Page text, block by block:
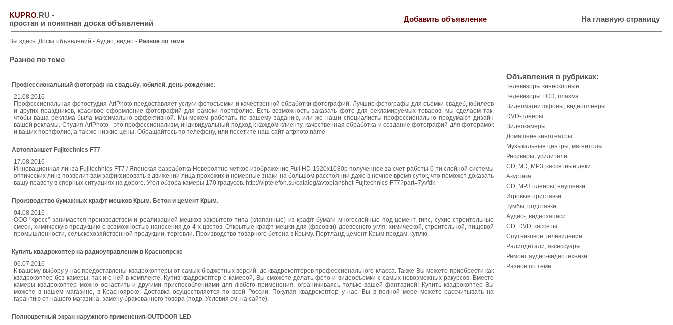
KUPRO.RU -
простая и понятная доска объявлений
Добавить объявление На главную страницу
Вы здесь: Доска объявлений - Аудио, видео - Разное по теме
Разное по теме
Профессиональный фотограф на свадьбу, юбилей, день рождение.
21.08.2016
Профессиональная фотостудия ArtPhoto предоставляет услуги фотосъемки и качественной обработки фотографий. Лучшие фотографы для съемки свадеб, юбилеев
и других праздников, красивое оформление фотографий для рамоки портфолио. Есть возможность заказать фото для рекламируемых товаров, мы сделаем так,
чтобы ваша реклама была максимально эффективной. Мы можем работать по вашему заданию, или же наши специалисты профессионально продумают дизайн
вашей рекламы. Студия ArtPhoto - это профессионализм, индивидуальный подход к каждом клиенту, качественная обработка и создание фотографий для фоторамок
и ваших портфолио, а так же низкие цены. Обращайтесь по телефону, или посетите наш сайт artphoto.name
Автопланшет Fujitechnics FT7
17.08.2016
Инновационная линза Fujitechnics FT7 / Японская разработка Невероятно четкое изображение Full HD 1920х1080p полученное за счет работы 6-ти слойной системы
оптических линз позволит вам зафиксировать в движении лица прохожих и номерные знаки на большом расстоянии даже в ночное время суток, что поможет доказать
вашу правоту в спорных ситуациях на дороге. Угол обзора камеры 170 градусов. http://viptelefon.su/catalog/avtoplanshet-Fujitechnics-FT7?part=7yvfdk
Производство бумажных крафт мешков Крым. Бетон и цемент Крым.
04.08.2016
ООО "Кросс" занимается производством и реализацией мешков закрытого типа (клапанные) из крафт-бумаги многослойные под цемент, гипс, сухие строительные
смеси, химическую продукцию с возможностью нанесения до 4-х цветов. Открытые крафт-мешки для (фасовки) древесного угля, химической, строительной, пищевой
промышленности, сельскохозяйственной продукции, торговли. Производство товарного бетона в Крыму. Портланд цемент Крым продам, куплю.
Купить квадрокоптер на радиоуправлении в Красноярске
06.07.2016
К вашему выбору у нас предоставлены квадрокоптеры от самых бюджетных версий, до квадрокоптеров профессионального класса. Также Вы можете приобрести как
квадрокоптер без камеры, так и с ней в комплекте. Купив квадрокоптер с камерой, Вы сможете делать фото и видеосъемки с самых невозможных ракурсов. Вместо
камеры квадрокоптер можно оснастить и другими приспособлениями для любого применения, ограничиваясь только вашей фантазией! Купить квадрокоптер Вы
можете в нашем магазине, в Красноярске. Доставка осуществляется по всей России. Покупая квадрокоптер у нас, Вы в полной мере можете рассчитывать на
гарантию от нашего магазина, замену бракованного товара (подр. Условия см. на сайте).
Полноцветный экран наружного применения-OUTDOOR LED
Объявления в рубриках:
Телевизоры кинескопные
Телевизоры LCD, плазма
Видеомагнитофоны, видеоплееры
DVD-плееры
Видеокамеры
Домашние кинотеатры
Музыкальные центры, магнитолы
Ресиверы, усилители
CD, MD, MP3, кассетные деки
Акустика
CD, MP3 плееры, наушники
Игровые приставки
Тумбы, подставки
Аудио-, видеозаписи
CD, DVD, кассеты
Спутниковое телевидение
Радиодетали, аксессуары
Ремонт аудио-видеотехники
Разное по теме